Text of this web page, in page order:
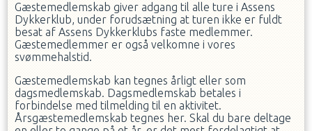
Gæstemedlemskab giver adgang til alle ture i Assens
Dykkerklub, under forudsætning at turen ikke er fuldt
besat af Assens Dykkerklubs faste medlemmer.
Gæstemedlemmer er også velkomne i vores
svømmehalstid.
Gæstemedlemskab kan tegnes årligt eller som
dagsmedlemskab. Dagsmedlemskab betales i
forbindelse med tilmelding til en aktivitet.
Årsgæstemedlemskab tegnes her. Skal du bare deltage